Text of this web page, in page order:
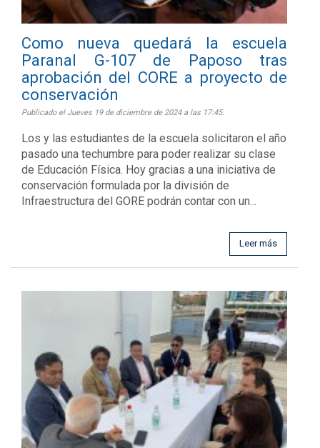
Como nueva quedará la escuela
Paranal G-107 de Paposo tras
aprobación del CORE a proyecto de
conservación
Publicado el Jueves 19 de diciembre de 2024 a las 17:45.
Los y las estudiantes de la escuela solicitaron el año
pasado una techumbre para poder realizar su clase
de Educación Física. Hoy gracias a una iniciativa de
conservación formulada por la división de
Infraestructura del GORE podrán contar con un...
Leer más